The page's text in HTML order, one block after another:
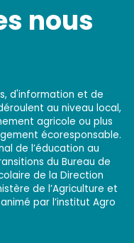
nous
d'information et de
au niveau local,
agricole ou plus
écoresponsable.
de l’éducation au
du Bureau de
de la Direction
de l’Agriculture et
par l’institut Agro